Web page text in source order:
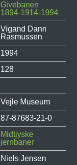
Givebanen
1894-1914-1994
Vigand Dann
Rasmussen
1994
128
Vejle Museum
87-87683-21-0
Midtjyske
jernbaner
Niels Jensen